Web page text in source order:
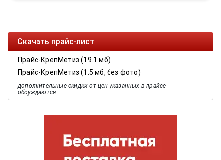
Скачать прайс-лист
Прайс-КрепМетиз (19.1 мб)
Прайс-КрепМетиз (1.5 мб, без фото)
дополнительные скидки от цен указанных в прайсе
обсуждаются.